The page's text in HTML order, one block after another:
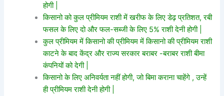
होगी |
किसानो को कुल प्रीमियम राशी में खरीफ के लिए डेढ़ प्रतिशत, रबी
फसल के लिए दो और फल-सब्जी के लिए 5% राशी देनी होगी |
कुल प्रीमियम में किसानो की प्रीमियम में किसानो की प्रीमियम राशी
काटने के बाद केंद्र और राज्य सरकार बराबर -बराबर राशी बीमा
कंपनियों को देगी |
किसानो के लिए अनिवर्यता नहीं होगी, जो बिमा कराना चाहेंगे , उन्हें
ही प्रीमियम राशी देनी होगी |